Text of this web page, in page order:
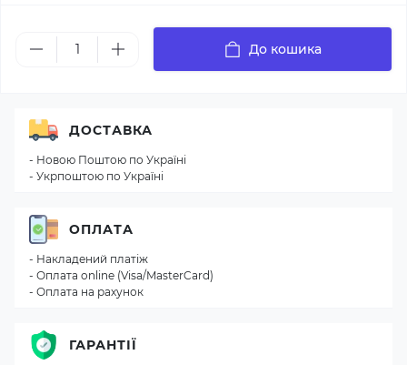
До кошика
ДОСТАВКА
- Новою Поштою по Україні
- Укрпоштою по Україні
ОПЛАТА
- Накладений платіж
- Оплата online (Visa/MasterCard)
- Оплата на рахунок
ГАРАНТІЇ